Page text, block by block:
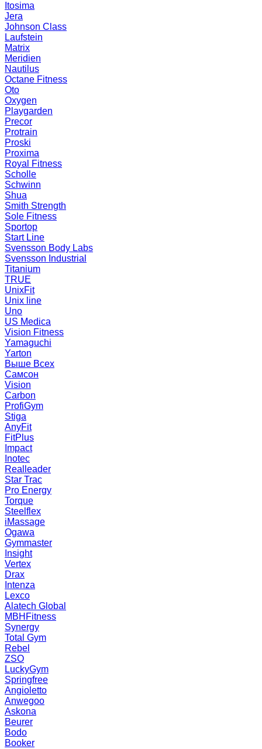
Itosima
Jera
Johnson Class
Laufstein
Matrix
Meridien
Nautilus
Octane Fitness
Oto
Oxygen
Playgarden
Precor
Protrain
Proski
Proxima
Royal Fitness
Scholle
Schwinn
Shua
Smith Strength
Sole Fitness
Sportop
Start Line
Svensson Body Labs
Svensson Industrial
Titanium
TRUE
UnixFit
Unix line
Uno
US Medica
Vision Fitness
Yamaguchi
Yarton
Выше Всех
Самсон
Vision
Carbon
ProfiGym
Stiga
AnyFit
FitPlus
Impact
Inotec
Realleader
Star Trac
Pro Energy
Torque
Steelflex
iMassage
Ogawa
Gymmaster
Insight
Vertex
Drax
Intenza
Lexco
Alatech Global
MBHFitness
Synergy
Total Gym
Rebel
ZSO
LuckyGym
Springfree
Angioletto
Anwegoo
Askona
Beurer
Bodo
Booker